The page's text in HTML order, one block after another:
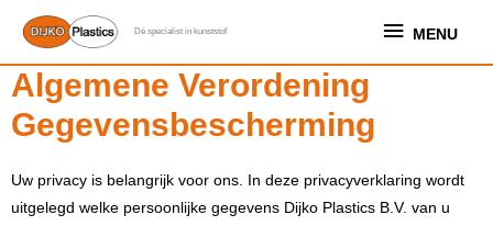
naar
de
inhoud
Dé specialist in kunststof MENU
MENU
Algemene Verordening
Gegevensbescherming
Uw privacy is belangrijk voor ons. In deze privacyverklaring wordt
uitgelegd welke persoonlijke gegevens Dijko Plastics B.V. van u